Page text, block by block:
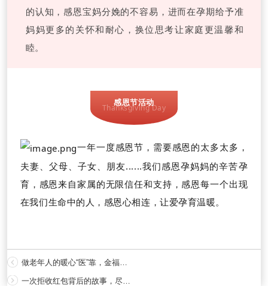
的认知，感恩宝妈分娩的不容易，进而在孕期给予准
妈妈更多的关怀和耐心，换位思考让家庭更温馨和
睦。
感恩节活动
Thanksgiving Day
一年一度感恩节，需要感恩的太多太多，
夫妻、父母、子女、朋友......我们感恩孕妈妈的辛苦孕
育，感恩来自家属的无限信任和支持，感恩每一个出现
在我们生命中的人，感恩心相连，让爱孕育温暖。
做老年人的暖心“医”靠，金福养老院巡诊记
一次拒收红包背后的故事，尽显“药”有担当